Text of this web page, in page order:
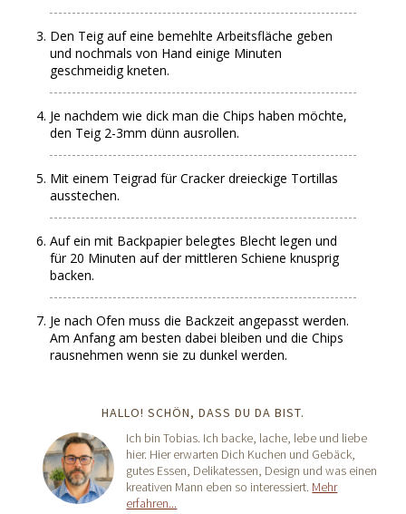
Den Teig auf eine bemehlte Arbeitsfläche geben
und nochmals von Hand einige Minuten
geschmeidig kneten.
Je nachdem wie dick man die Chips haben möchte,
den Teig 2-3mm dünn ausrollen.
Mit einem Teigrad für Cracker dreieckige Tortillas
ausstechen.
Auf ein mit Backpapier belegtes Blecht legen und
für 20 Minuten auf der mittleren Schiene knusprig
backen.
Je nach Ofen muss die Backzeit angepasst werden.
Am Anfang am besten dabei bleiben und die Chips
rausnehmen wenn sie zu dunkel werden.
HALLO! SCHÖN, DASS DU DA BIST.
Ich bin Tobias. Ich backe, lache, lebe und liebe
hier. Hier erwarten Dich Kuchen und Gebäck,
gutes Essen, Delikatessen, Design und was einen
kreativen Mann eben so interessiert. Mehr
erfahren...